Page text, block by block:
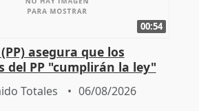
00:54
asegura que los
del PP "cumplirán la ley"
migrantes
Totales 06/08/2026